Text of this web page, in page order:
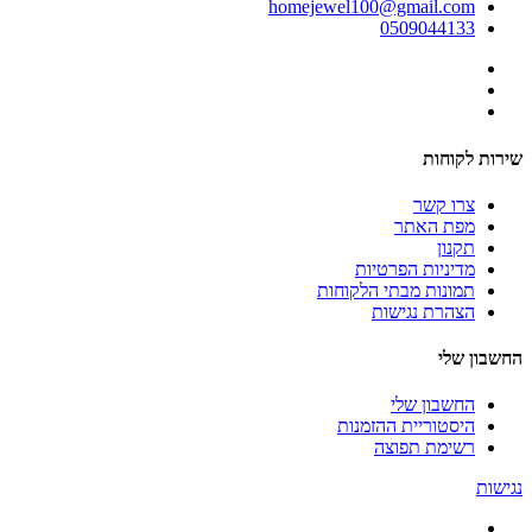
homejewel100@gmail.com
0509044133
שירות לקוחות
צרו קשר
מפת האתר
תקנון
מדיניות הפרטיות
תמונות מבתי הלקוחות
הצהרת נגישות
החשבון שלי
החשבון שלי
היסטוריית ההזמנות
רשימת תפוצה
נגישות